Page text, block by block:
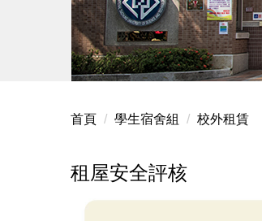
首頁 學生宿舍組 校外租賃
租屋安全評核